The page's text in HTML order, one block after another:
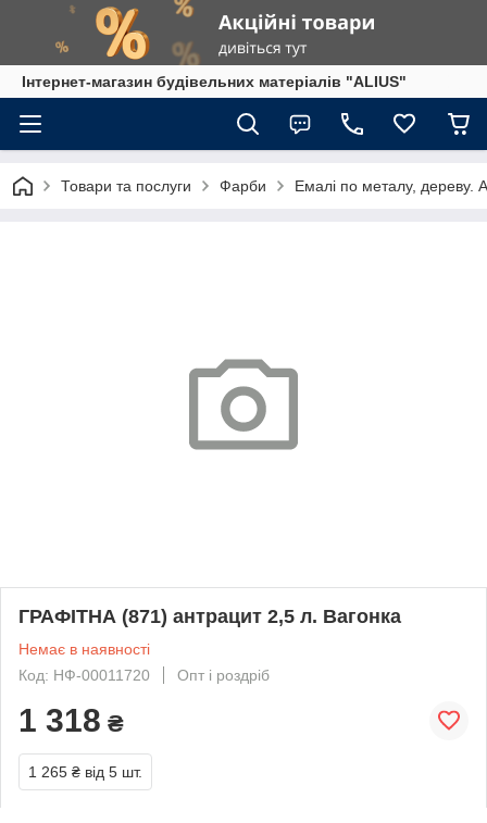
Інтернет-магазин будівельних матеріалів "ALIUS"
Товари та послуги Фарби Емалі по металу, дереву.
ГРАФІТНА (871) антрацит 2,5 л. Вагонка
Немає в наявності
Код: НФ-00011720
Опт і роздріб
1 318 ₴
1 265 ₴ від 5 шт.